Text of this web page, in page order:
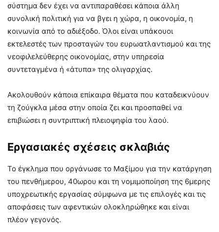
σύστημα δεν έχει να αντιπαραθέσει κάποια άλλη
συνολική πολιτική για να βγει η χώρα, η οικονομία, η
κοινωνία από το αδιέξοδο. Όλοι είναι υπάκουοι
εκτελεστές των προσταγών του ευρωατλαντισμού και της
νεοφιλελεύθερης οικονομίας, στην υπηρεσία
συντεταγμένα ή «άτυπα» της ολιγαρχίας.
Ακολουθούν κάποια επίκαιρα θέματα που καταδεικνύουν
τη ζούγκλα μέσα στην οποία ζει και προσπαθεί να
επιβιώσει η συντριπτική πλειοψηφία του λαού.
Εργασιακές σχέσεις σκλαβιάς
Το έγκλημα που οργάνωσε το Μαξίμου για την κατάργηση
του πενθήμερου, 40ωρου και τη νομιμοποίηση της 6μερης
υποχρεωτικής εργασίας σύμφωνα με τις επιλογές και τις
αποφάσεις των αφεντικών ολοκληρώθηκε και είναι
πλέον γεγονός.